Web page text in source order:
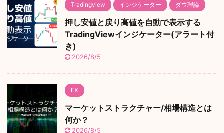
Tradingview インジケーター ダウ理論
押し安値と戻り高値を自動で表示する
TradingViewインジケーター(アラート付
き)
2026/8/5
FX
マーケットストラクチャー/相場構造とは
何か？
2026/8/5